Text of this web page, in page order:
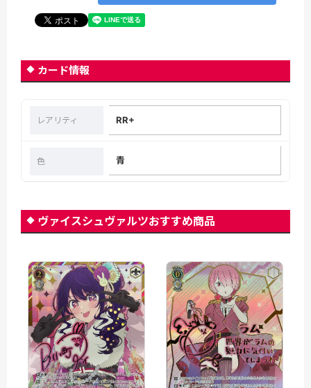
カード情報
レアリティ RR+
色 青
ヴァイスシュヴァルツおすすめ商品